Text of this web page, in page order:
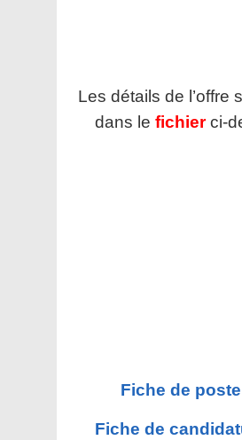
Les détails de l’offre
dans le fichier ci-
Fiche de poste
Fiche de